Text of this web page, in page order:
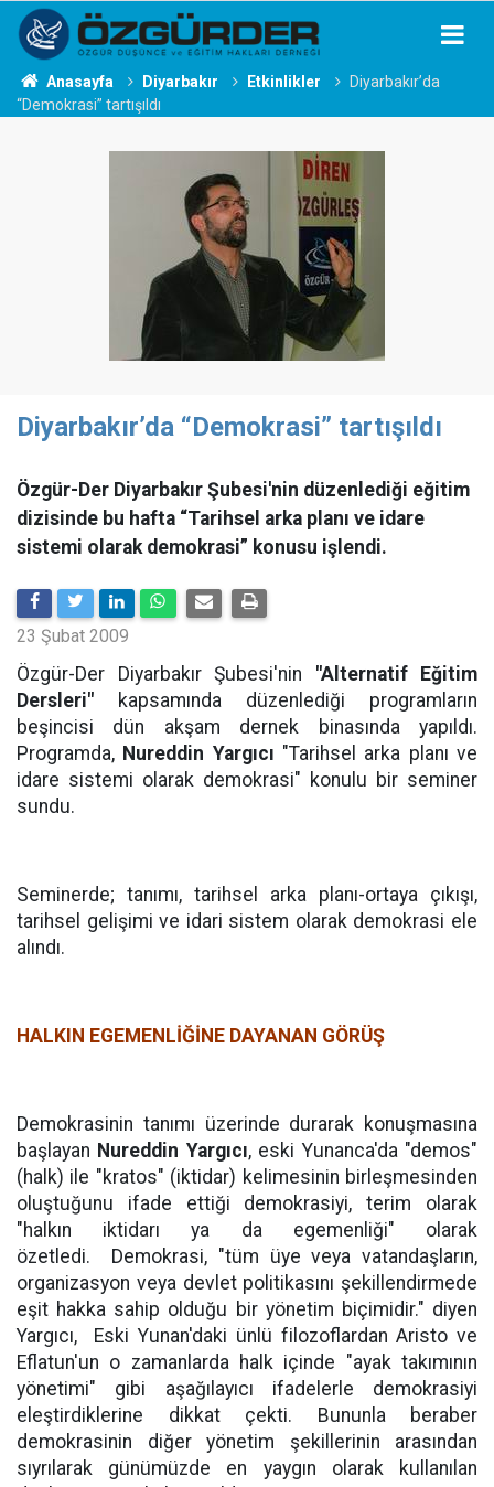
Anasayfa Diyarbakır Etkinlikler
Diyarbakır’da
“Demokrasi” tartışıldı
Diyarbakır’da “Demokrasi” tartışıldı
Özgür-Der Diyarbakır Şubesi'nin düzenlediği eğitim
dizisinde bu hafta “Tarihsel arka planı ve idare
sistemi olarak demokrasi” konusu işlendi.
23 Şubat 2009
Özgür-Der Diyarbakır Şubesi'nin "Alternatif Eğitim
Dersleri" kapsamında düzenlediği programların
beşincisi dün akşam dernek binasında yapıldı.
Programda, Nureddin Yargıcı "Tarihsel arka planı ve
idare sistemi olarak demokrasi" konulu bir seminer
sundu.
Seminerde; tanımı, tarihsel arka planı-ortaya çıkışı,
tarihsel gelişimi ve idari sistem olarak demokrasi ele
alındı.
HALKIN EGEMENLİĞİNE DAYANAN GÖRÜŞ
Demokrasinin tanımı üzerinde durarak konuşmasına
başlayan Nureddin Yargıcı, eski Yunanca'da "demos"
(halk) ile "kratos" (iktidar) kelimesinin birleşmesinden
oluştuğunu ifade ettiği demokrasiyi, terim olarak
"halkın iktidarı ya da egemenliği" olarak
özetledi.
Demokrasi, "tüm üye veya vatandaşların,
organizasyon veya devlet politikasını şekillendirmede
eşit hakka sahip olduğu bir yönetim biçimidir." diyen
Yargıcı,
Eski Yunan'daki ünlü filozoflardan Aristo ve
Eflatun'un o zamanlarda halk içinde "ayak takımının
yönetimi" gibi aşağılayıcı ifadelerle demokrasiyi
eleştirdiklerine dikkat çekti. Bununla beraber
demokrasinin diğer yönetim şekillerinin arasından
sıyrılarak günümüzde en yaygın olarak kullanılan